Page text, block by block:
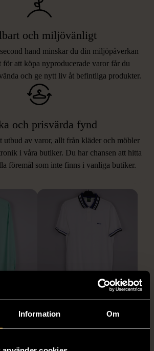
Information Om
och miljövänligt
hand minskar du din miljöpåverkan
för att köpa nyproducerade varor får du
och ge nytt liv åt befintliga produkter.
och prisvärda fynd
utbud av varor, allt från kläder och möbler
i våra butiker. Du har chansen att hitta
föremål som inte finns i vanliga butiker.
PRODUKTER
som påminner om denna
turkos BOSS vit pikétröja
Mycket gott skick